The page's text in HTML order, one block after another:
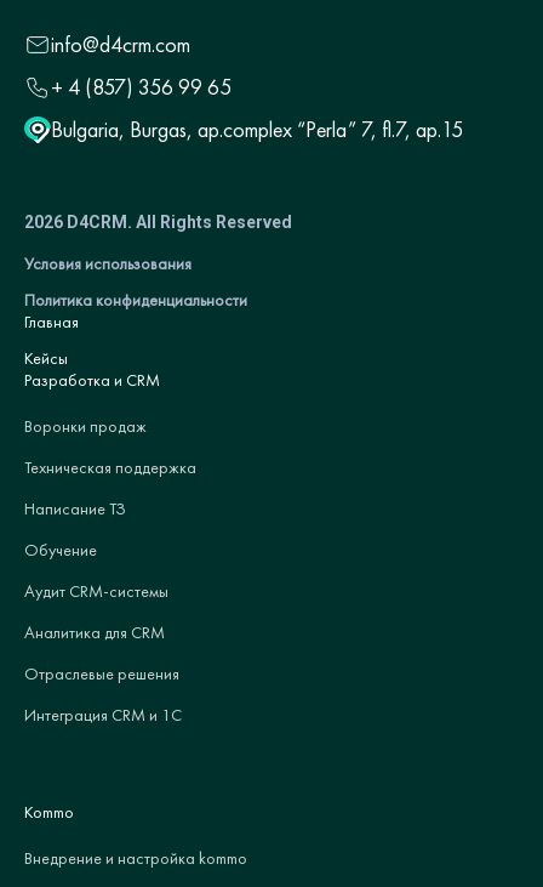
info@d4crm.com
+ 4 (857) 356 99 65
Bulgaria, Burgas, ap.complex “Perla” 7, fl.7, ap.15
2026 D4CRM. All Rights Reserved
Условия использования
Политика конфиденциальности
Главная
Кейсы
Разработка и CRM
Воронки продаж
Техническая поддержка
Написание ТЗ
Обучение
Аудит CRM-системы
Аналитика для CRM
Отраслевые решения
Интеграция CRM и 1С
Kommo
Внедрение и настройка kommo